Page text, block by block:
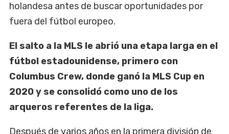
holandesa antes de buscar oportunidades por
fuera del fútbol europeo.
El salto a la MLS le abrió una etapa larga en el
fútbol estadounidense, primero con
Columbus Crew, donde ganó la MLS Cup en
2020 y se consolidó como uno de los
arqueros referentes de la liga.
Después de varios años en la primera división de